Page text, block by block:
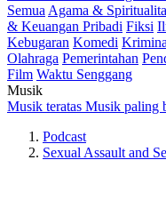
Semua Agama &
& Keuangan Pribadi Fiksi
Kebugaran Komedi
Olahraga Pemerintahan
Film Waktu Senggang
Musik
Musik teratas Musik paling
Podcast
Sexual Assault and